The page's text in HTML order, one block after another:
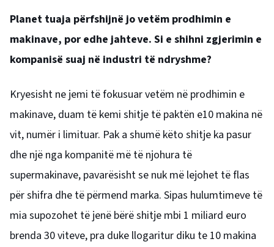
Planet tuaja përfshijnë jo vetëm prodhimin e
makinave, por edhe jahteve. Si e shihni zgjerimin e
kompanisë suaj në industri të ndryshme?
Kryesisht ne jemi të fokusuar vetëm në prodhimin e
makinave, duam të kemi shitje të paktën e10 makina në
vit, numër i limituar. Pak a shumë këto shitje ka pasur
dhe një nga kompanitë më të njohura të
supermakinave, pavarësisht se nuk më lejohet të flas
për shifra dhe të përmend marka. Sipas hulumtimeve të
mia supozohet të jenë bërë shitje mbi 1 miliard euro
brenda 30 viteve, pra duke llogaritur diku te 10 makina